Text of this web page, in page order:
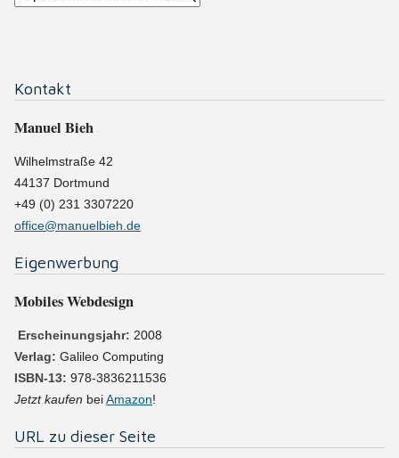
Kontakt
Manuel Bieh
Wilhelmstraße 42
44137 Dortmund
+49 (0) 231 3307220
office@manuelbieh.de
Eigenwerbung
Mobiles Webdesign
Erscheinungsjahr: 2008
Verlag: Galileo Computing
ISBN-13: 978-3836211536
Jetzt kaufen beiAmazon!
URL zu dieser Seite